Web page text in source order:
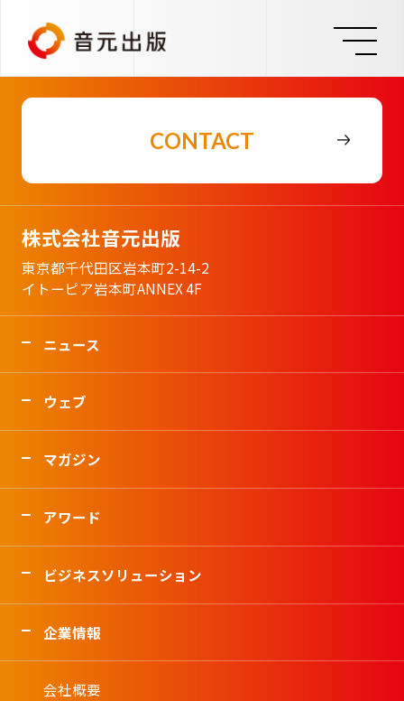
CONTACT
株式会社音元出版
東京都千代田区岩本町2-14-2
イトーピア岩本町ANNEX 4F
ニュース
ウェブ
マガジン
アワード
ビジネスソリューション
企業情報
会社概要